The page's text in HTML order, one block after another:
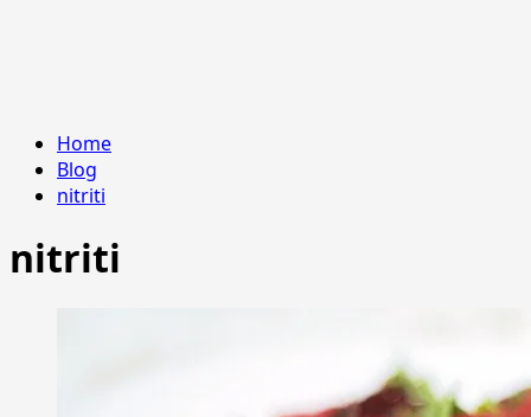
Home
Blog
nitriti
nitriti